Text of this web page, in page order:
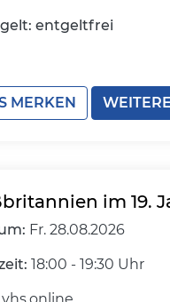
entgeltfrei
MERKEN
im 19.
Fr. 28.08.2026
18:00 - 19:30 Uhr